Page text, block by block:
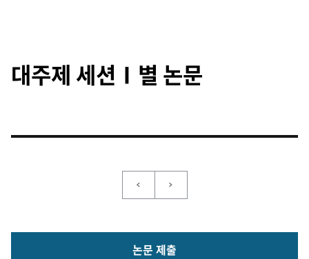
대주제 세션Ⅰ별 논문
논문 제출